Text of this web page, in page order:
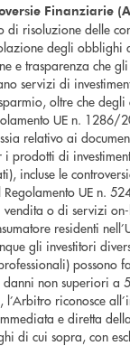
Finanziarie
di risoluzione delle
degli obblighi
e trasparenza che
servizi di
oltre che
UE n. 1286/
relativo ai
prodotti di
incluse le
UE n.
o di servizi
residenti
gli investitori
possono
non superiori a
riconosce
e diretta
di cui sopra, con